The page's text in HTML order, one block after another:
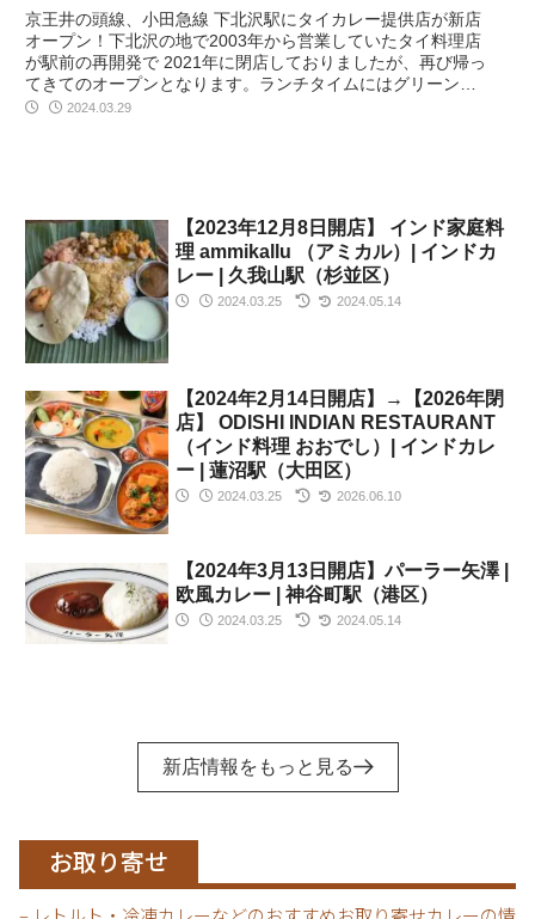
京王井の頭線、小田急線 下北沢駅にタイカレー提供店が新店
オープン！下北沢の地で2003年から営業していたタイ料理店
が駅前の再開発で 2021年に閉店しておりましたが、再び帰っ
てきてのオープンとなります。ランチタイムにはグリーンカ
レーの提供があります。老舗のタイ料理店の本格カレーを是
2024.03.29
【2023年12月8日開店】 インド家庭料
理 ammikallu （アミカル）| インドカ
レー | 久我山駅（杉並区）
2024.03.25 2024.05.14
【2024年2月14日開店】→【2026年閉
店】 ODISHI INDIAN RESTAURANT
（インド料理 おおでし）| インドカレ
ー | 蓮沼駅（大田区）
2024.03.25 2026.06.10
【2024年3月13日開店】パーラー矢澤 |
欧風カレー | 神谷町駅（港区）
2024.03.25 2024.05.14
新店情報をもっと見る
お取り寄せ